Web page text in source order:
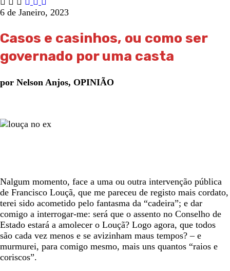
6 de Janeiro, 2023
Casos e casinhos, ou como ser
governado por uma casta
por Nelson Anjos, OPINIÃO
Nalgum momento, face a uma ou outra intervenção pública
de Francisco Louçã, que me pareceu de registo mais cordato,
terei sido acometido pelo fantasma da “cadeira”; e dar
comigo a interrogar-me: será que o assento no Conselho de
Estado estará a amolecer o Louçã? Logo agora, que todos
são cada vez menos e se avizinham maus tempos? – e
murmurei, para comigo mesmo, mais uns quantos “raios e
coriscos”.